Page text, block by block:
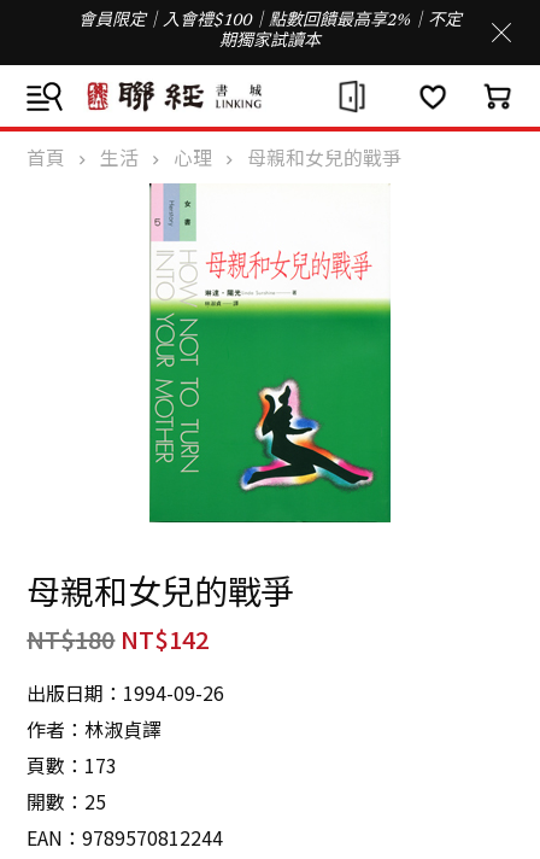
會員限定｜入會禮$100｜點數回饋最高享2%｜不定
期獨家試讀本
首頁 生活 心理 母親和女兒的戰爭
母親和女兒的戰爭
NT$180 NT$142
出版日期：1994-09-26
作者：林淑貞譯
頁數：173
開數：25
EAN：9789570812244